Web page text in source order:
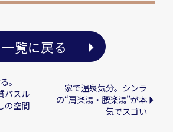
一覧に戻る
。
バスル
の空間
家で温泉気分。シンラ
の“肩楽湯・腰楽湯”が本
気でスゴい